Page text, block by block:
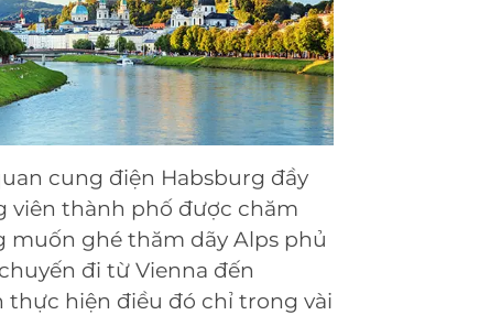
cung điện Habsburg đầy
viên thành phố được chăm
muốn ghé thăm dãy Alps phủ
đi từ Vienna đến
thực hiện điều đó chỉ trong vài